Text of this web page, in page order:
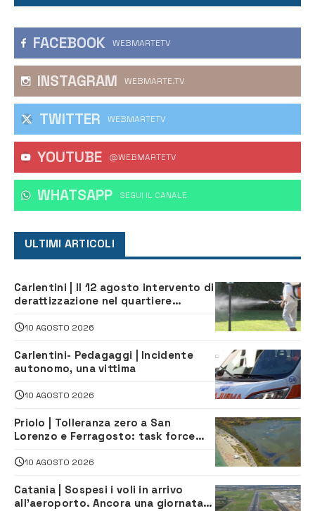
FACEBOOK WEBMARTETV
INSTAGRAM WEBMARTE.TV
TWITTER WEBMARTETV
YOUTUBE @WEBMARTETV
WHATSAPP ‎SEGUI IL CANALE
ULTIMI ARTICOLI
Carlentini | Il 12 agosto intervento di
derattizzazione nel quartiere
10 AGOSTO 2026
Carlentini- Pedagaggi | Incidente
autonomo, una vittima
10 AGOSTO 2026
Priolo | Tolleranza zero a San
Lorenzo e Ferragosto: task force
navette gratuite
10 AGOSTO 2026
Catania | Sospesi i voli in arrivo
all’aeroporto. Ancora una giornata